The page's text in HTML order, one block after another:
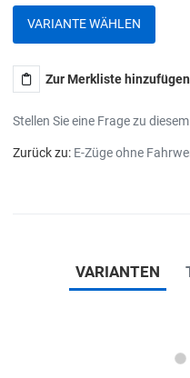
VARIANTE WÄHLEN
Zur Merkliste hinzufügen
Stellen Sie eine Frage zu
Zurück zu: E-Züge ohne
VARIANTEN